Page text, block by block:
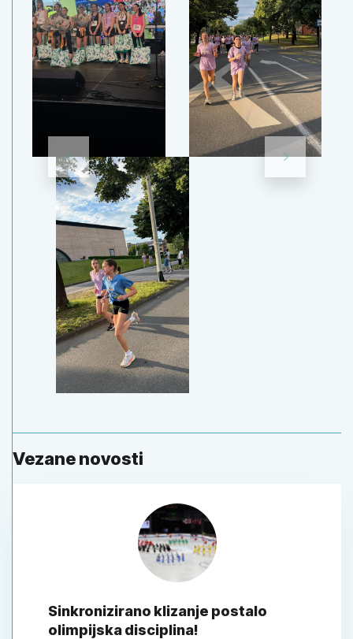
Vezane novosti
Sinkronizirano klizanje postalo
olimpijska disciplina!